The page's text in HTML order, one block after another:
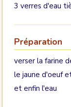
3 verres d'eau
Préparation
verser la farine
le jaune d'oeuf
et enfin l'eau